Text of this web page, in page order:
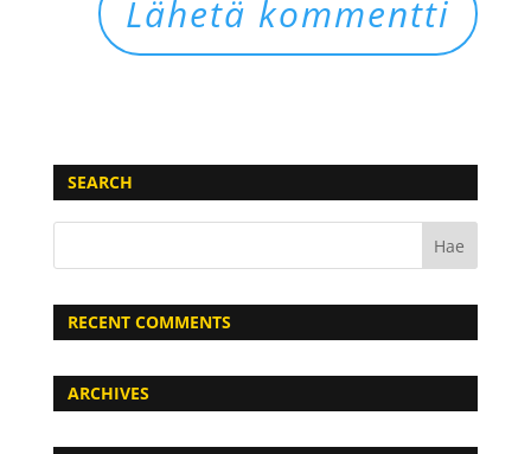
SEARCH
RECENT COMMENTS
ARCHIVES